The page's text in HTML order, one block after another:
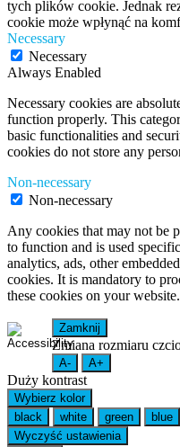
tych plików cookie. Jednak
cookie może wpłynąć na
Necessary
Necessary
Always Enabled
Necessary cookies are
function properly. This
basic functionalities and
cookies do not store any
Non-necessary
Non-necessary
Any cookies that may not be
to function and is used
analytics, ads, other
cookies. It is mandatory to
these cookies on your website.
Zamknij
Zmiana rozmiaru
A- A+
Duży kontrast
Wybierz kolor
black
white green blue
Wyczyść ustawienia